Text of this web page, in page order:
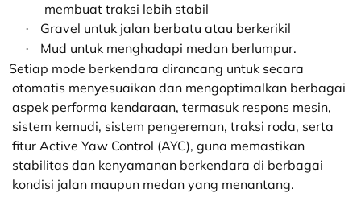
membuat traksi lebih stabil
· Gravel untuk jalan berbatu atau berkerikil
·
Mud untuk menghadapi medan berlumpur.
mode berkendara dirancang untuk secara
otomatis menyesuaikan dan mengoptimalkan berbagai
aspek performa kendaraan, termasuk respons mesin,
sistem kemudi, sistem pengereman, traksi roda, serta
fitur Active Yaw Control (AYC), guna memastikan
stabilitas dan kenyamanan berkendara di berbagai
kondisi jalan maupun medan yang menantang.